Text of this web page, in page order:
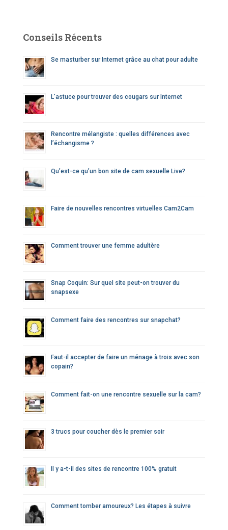
r
h
e
Conseils Récents
Se masturber sur Internet grâce au chat pour adulte
L’astuce pour trouver des cougars sur Internet
Rencontre mélangiste : quelles différences avec
l’échangisme ?
Qu’est-ce qu’un bon site de cam sexuelle Live?
Faire de nouvelles rencontres virtuelles Cam2Cam
Comment trouver une femme adultère
Snap Coquin: Sur quel site peut-on trouver du
snapsexe
Comment faire des rencontres sur snapchat?
Faut-il accepter de faire un ménage à trois avec son
copain?
Comment fait-on une rencontre sexuelle sur la cam?
3 trucs pour coucher dès le premier soir
Il y a-t-il des sites de rencontre 100% gratuit
Comment tomber amoureux? Les étapes à suivre